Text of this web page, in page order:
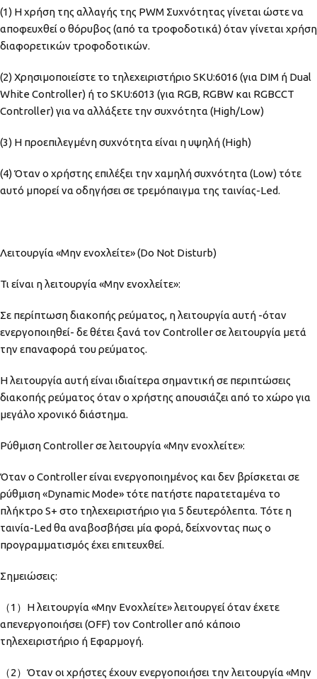
(1) Η χρήση της αλλαγής της PWΜ Συχνότητας γίνεται ώστε να
αποφευχθεί ο θόρυβος (από τα τροφοδοτικά) όταν γίνεται χρήση
διαφορετικών τροφοδοτικών.
(2) Χρησιμοποιείστε το τηλεχειριστήριο SKU:6016 (για DIM ή Dual
White Controller) ή το SKU:6013 (για RGB, RGBW και RGBCCT
Controller) για να αλλάξετε την συχνότητα (High/Low)
(3) Η προεπιλεγμένη συχνότητα είναι η υψηλή (High)
(4) Όταν ο χρήστης επιλέξει την χαμηλή συχνότητα (Low) τότε
αυτό μπορεί να οδηγήσει σε τρεμόπαιγμα της ταινίας-Led.
Λειτουργία «Μην ενοχλείτε» (Do Not Disturb)
Τι είναι η λειτουργία «Μην ενοχλείτε»:
Σε περίπτωση διακοπής ρεύματος, η λειτουργία αυτή -όταν
ενεργοποιηθεί- δε θέτει ξανά τον Controller σε λειτουργία μετά
την επαναφορά του ρεύματος.
Η λειτουργία αυτή είναι ιδιαίτερα σημαντική σε περιπτώσεις
διακοπής ρεύματος όταν ο χρήστης απουσιάζει από το χώρο για
μεγάλο χρονικό διάστημα.
Ρύθμιση Controller σε λειτουργία «Μην ενοχλείτε»:
Όταν ο Controller είναι ενεργοποιημένος και δεν βρίσκεται σε
ρύθμιση «Dynamic Mode» τότε πατήστε παρατεταμένα το
πλήκτρο S+ στο τηλεχειριστήριο για 5 δευτερόλεπτα. Τότε η
ταινία-Led θα αναβοσβήσει μία φορά, δείχνοντας πως ο
προγραμματισμός έχει επιτευχθεί.
Σημειώσεις:
（1）H λειτουργία «Μην Ενοχλείτε» λειτουργεί όταν έχετε
απενεργοποιήσει (OFF) τον Controller από κάποιο
τηλεχειριστήριο ή Εφαρμογή.
（2）Όταν οι χρήστες έχουν ενεργοποιήσει την λειτουργία «Μην